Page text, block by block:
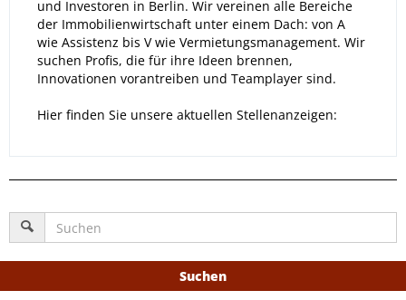
und Investoren in Berlin. Wir vereinen alle Bereiche
der Immobilienwirtschaft unter einem Dach: von A
wie Assistenz bis V wie Vermietungsmanagement. Wir
suchen Profis, die für ihre Ideen brennen,
Innovationen vorantreiben und Teamplayer sind.
Hier finden Sie unsere aktuellen Stellenanzeigen:
Suchen